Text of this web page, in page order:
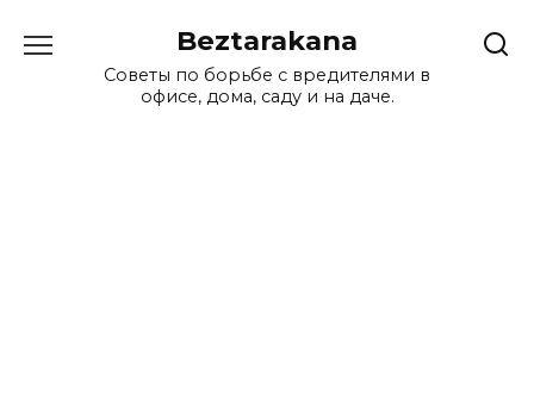
содержанию
Beztarakana
Советы по борьбе с вредителями в
офисе, дома, саду и на даче.